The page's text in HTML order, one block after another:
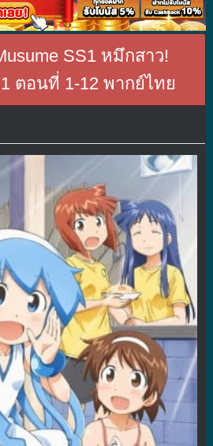
SS1 หมึกสาว!
ตอนที่ 1-12 พากย์ไทย